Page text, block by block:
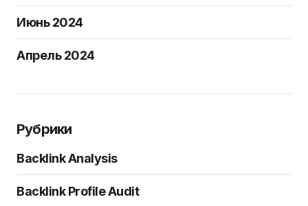
Июнь 2024
Апрель 2024
Рубрики
Backlink Analysis
Backlink Profile Audit